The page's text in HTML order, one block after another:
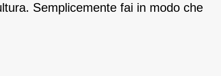
Semplicemente fai in modo che